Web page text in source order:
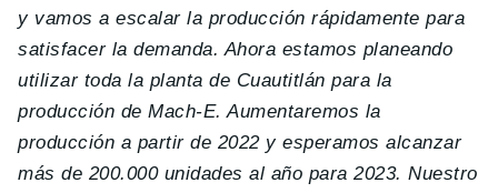
y vamos a escalar la producción rápidamente para
satisfacer la demanda. Ahora estamos planeando
utilizar toda la planta de Cuautitlán para la
producción de Mach-E. Aumentaremos la
producción a partir de 2022 y esperamos alcanzar
más de 200.000 unidades al año para 2023. Nuestro